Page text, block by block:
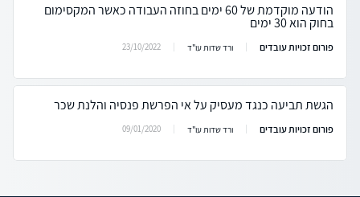
הודעה מוקדמת של 60 ימים בחוזה העבודה כאשר המקסימום
בחוק הוא 30 ימים
פורום זכויות עובדים ורד שדות עו"ד 23/10/2022
הגשת תביעה כנגד מעסיק על אי הפרשת פנסיה והלנת שכר
פורום זכויות עובדים ורד שדות עו"ד 09/01/2020